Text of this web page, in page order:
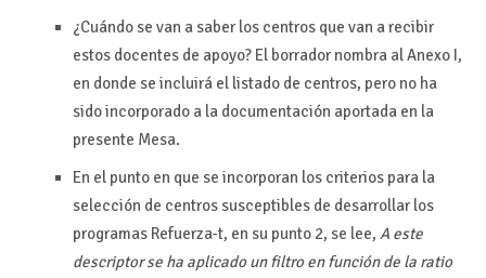
¿Cuándo se van a saber los centros que van a recibir
estos docentes de apoyo? El borrador nombra al Anexo I,
en donde se incluirá el listado de centros, pero no ha
sido incorporado a la documentación aportada en la
presente Mesa.
En el punto en que se incorporan los criterios para la
selección de centros susceptibles de desarrollar los
programas Refuerza-t, en su punto 2, se lee, A este
descriptor se ha aplicado un filtro en función de la ratio